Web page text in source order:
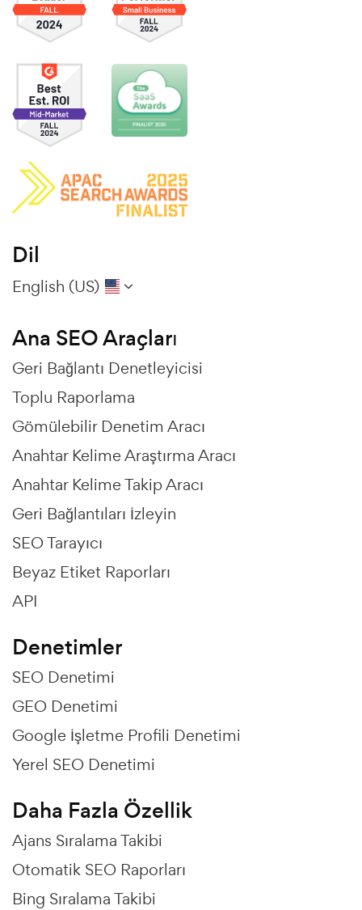
Dil
English (US)
Ana SEO Araçları
Geri Bağlantı Denetleyicisi
Toplu Raporlama
Gömülebilir Denetim Aracı
Anahtar Kelime Araştırma Aracı
Anahtar Kelime Takip Aracı
Geri Bağlantıları İzleyin
SEO Tarayıcı
Beyaz Etiket Raporları
API
Denetimler
SEO Denetimi
GEO Denetimi
Google İşletme Profili Denetimi
Yerel SEO Denetimi
Daha Fazla Özellik
Ajans Sıralama Takibi
Otomatik SEO Raporları
Bing Sıralama Takibi